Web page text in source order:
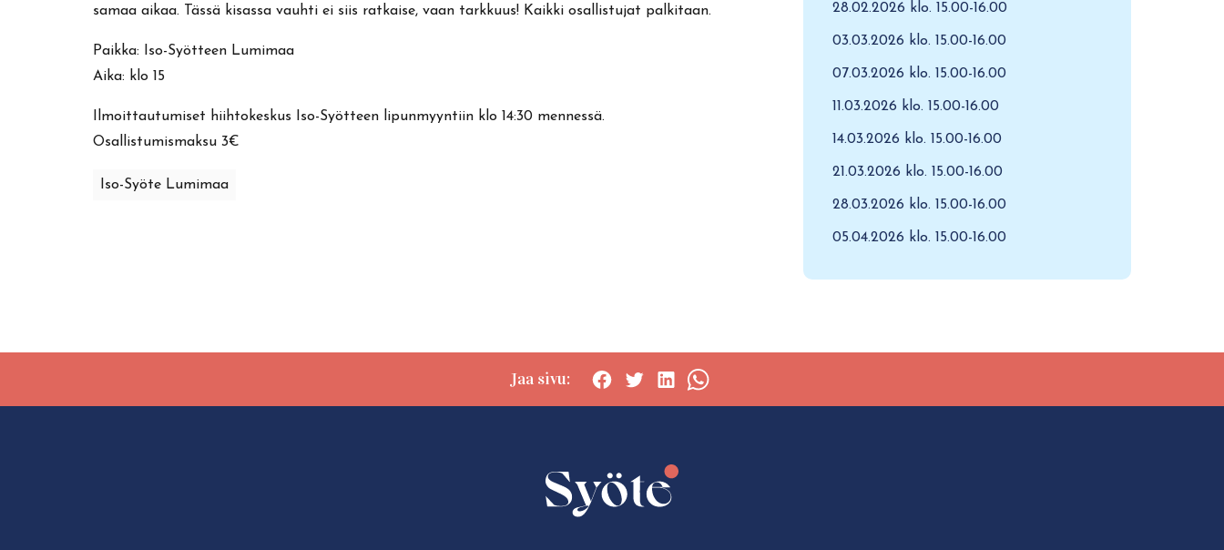
samaa aikaa. Tässä kisassa vauhti ei siis ratkaise, vaan tarkkuus! Kaikki osallistujat palkitaan.
Paikka: Iso-Syötteen Lumimaa
Aika: klo 15
Ilmoittautumiset hiihtokeskus Iso-Syötteen lipunmyyntiin klo 14:30 mennessä.
Osallistumismaksu 3€
Iso-Syöte Lumimaa
28.02.2026 klo. 15.00-16.00
03.03.2026 klo. 15.00-16.00
07.03.2026 klo. 15.00-16.00
11.03.2026 klo. 15.00-16.00
14.03.2026 klo. 15.00-16.00
21.03.2026 klo. 15.00-16.00
28.03.2026 klo. 15.00-16.00
05.04.2026 klo. 15.00-16.00
Jaa sivu: